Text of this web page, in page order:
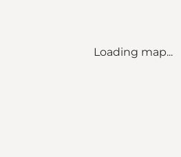
Loading map...